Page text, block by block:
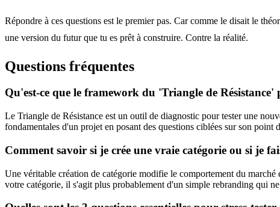
Répondre à ces questions est le premier pas. Car comme le disait le
une version du futur que tu es prêt à construire. Contre la réalité.
Questions fréquentes
Qu'est-ce que le framework du 'Triangle de
Le Triangle de Résistance est un outil de diagnostic pour tester une
fondamentales d'un projet en posant des questions ciblées sur son
Comment savoir si je crée une vraie catégorie ou si je
Une véritable création de catégorie modifie le comportement du
votre catégorie, il s'agit plus probablement d'un simple rebranding qui